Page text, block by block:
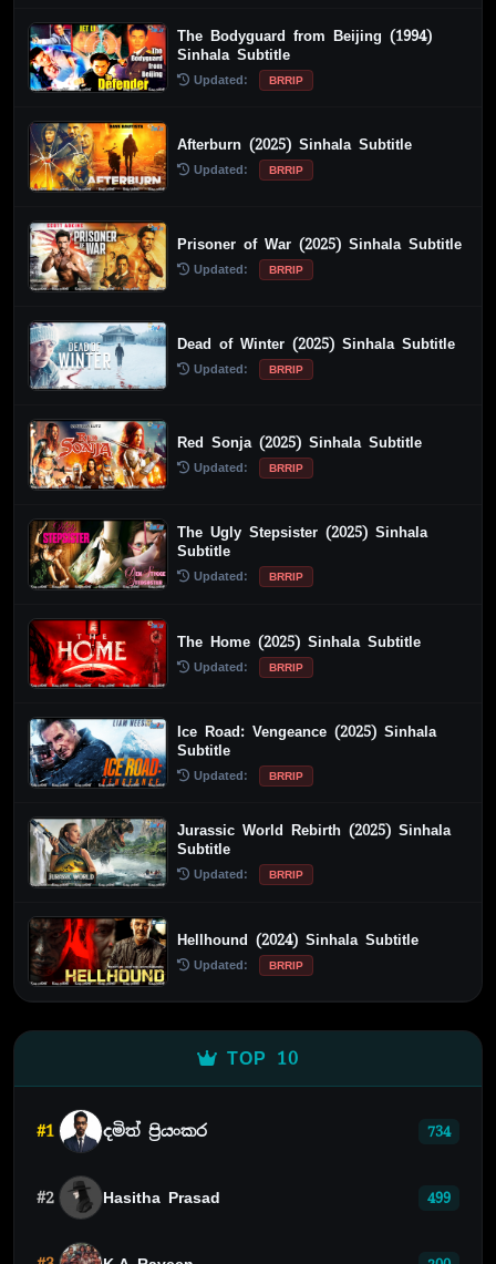
The Bodyguard from Beijing (1994)
Sinhala Subtitle
Updated: BRRIP
Afterburn (2025) Sinhala Subtitle
Updated: BRRIP
Prisoner of War (2025) Sinhala Subtitle
Updated: BRRIP
Dead of Winter (2025) Sinhala Subtitle
Updated: BRRIP
Red Sonja (2025) Sinhala Subtitle
Updated: BRRIP
The Ugly Stepsister (2025) Sinhala
Subtitle
Updated: BRRIP
The Home (2025) Sinhala Subtitle
Updated: BRRIP
Ice Road: Vengeance (2025) Sinhala
Subtitle
Updated: BRRIP
Jurassic World Rebirth (2025) Sinhala
Subtitle
Updated: BRRIP
Hellhound (2024) Sinhala Subtitle
Updated: BRRIP
TOP 10
#1 දමිත් ප්‍රියංකර 734
#2 Hasitha Prasad 499